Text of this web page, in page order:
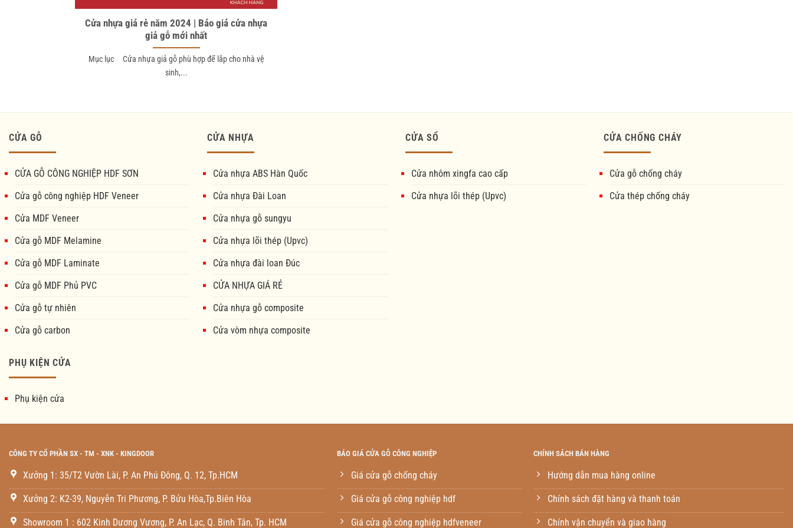
Cửa nhựa giá rẻ năm 2024 | Báo giá cửa nhựa
giả gỗ mới nhất
Mục lục Cửa nhựa giả gỗ phù hợp để lắp cho nhà vệ
sinh,...
CỬA GỖ
CỬA GỖ CÔNG NGHIỆP HDF SƠN
Cửa gỗ công nghiệp HDF Veneer
Cửa MDF Veneer
Cửa gỗ MDF Melamine
Cửa gỗ MDF Laminate
Cửa gỗ MDF Phủ PVC
Cửa gỗ tự nhiên
Cửa gỗ carbon
CỬA NHỰA
Cửa nhựa ABS Hàn Quốc
Cửa nhựa Đài Loan
Cửa nhựa gỗ sungyu
Cửa nhựa lõi thép (Upvc)
Cửa nhựa đài loan Đúc
CỬA NHỰA GIÁ RẺ
Cửa nhựa gỗ composite
Cửa vòm nhựa composite
CỬA SỔ
Cửa nhôm xingfa cao cấp
Cửa nhựa lõi thép (Upvc)
CỬA CHỐNG CHÁY
Cửa gỗ chống cháy
Cửa thép chống cháy
PHỤ KIỆN CỬA
Phụ kiện cửa
CÔNG TY CỔ PHẦN SX - TM - XNK - KINGDOOR
Xưởng 1: 35/T2 Vườn Lài, P. An Phú Đông, Q. 12, Tp.HCM
Xưởng 2: K2-39, Nguyễn Tri Phương, P. Bửu Hòa,Tp.Biên Hòa
Showroom 1 : 602 Kinh Dương Vương, P. An Lạc, Q. Binh Tân, Tp. HCM
BÁO GIÁ CỬA GỖ CÔNG NGHIỆP
Giá cửa gỗ chống cháy
Giá cửa gỗ công nghiệp hdf
Giá cửa gỗ công nghiệp hdfveneer
CHÍNH SÁCH BÁN HÀNG
Hướng dẫn mua hàng online
Chính sách đặt hàng và thanh toán
Chính vận chuyển và giao hàng